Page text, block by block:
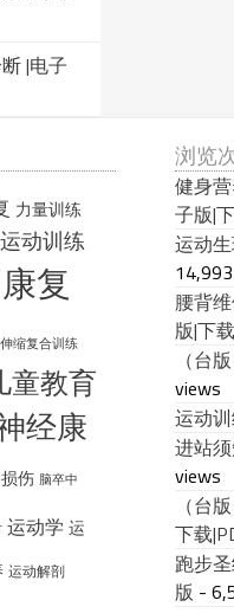
|电子
力量训练
动训练
康复
缩复合训练
童教育
经康
伤 脑卒中
运动学 运
运动解剖
浏览
健身
子版|
运动
腰背
版|下
（台
views
运动
进站
views
（台
下载
跑步
版 -